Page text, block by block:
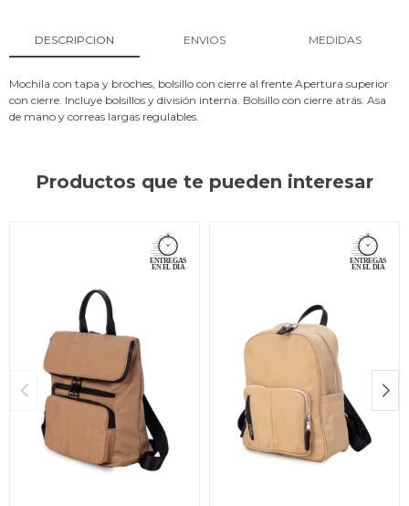
DESCRIPCION ENVIOS MEDIDAS
Mochila con tapa y broches, bolsillo con cierre al frente Apertura superior
con cierre. Incluye bolsillos y división interna. Bolsillo con cierre atrás. Asa
de mano y correas largas regulables.
Productos que te pueden interesar